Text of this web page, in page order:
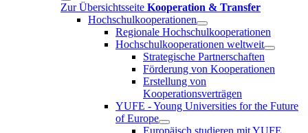
Zur Übersichtsseite Kooperation & Transfer
Hochschulkooperationen
Regionale Hochschulkooperationen
Hochschulkooperationen weltweit
Strategische Partnerschaften
Förderung von Kooperationen
Erstellung von
Kooperationsverträgen
YUFE - Young Universities for the Future
of Europe
Europäisch studieren mit YUFE